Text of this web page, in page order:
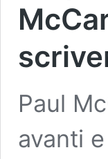
Paul
avanti